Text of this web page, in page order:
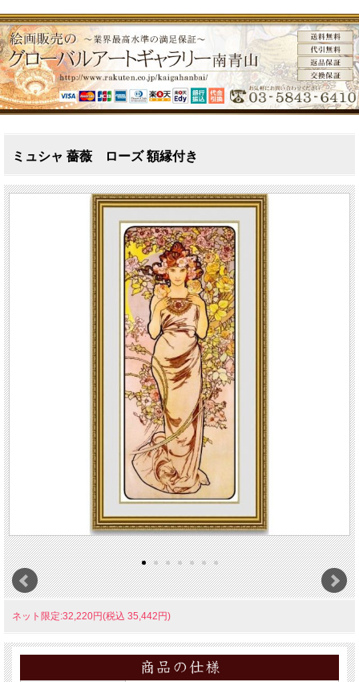
ミュシャ 薔薇 ローズ 額縁付き
ネット限定:32,220円(税込 35,442円)